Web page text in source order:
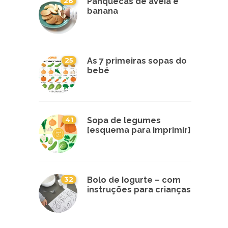
banana
25
As 7 primeiras sopas do
bebé
41
Sopa de legumes
[esquema para imprimir]
32
Bolo de Iogurte – com
instruções para crianças